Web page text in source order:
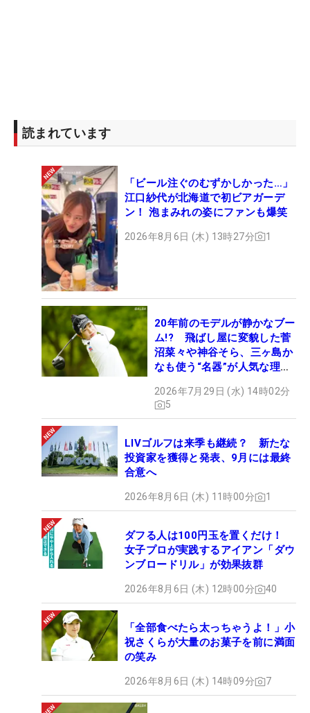
読まれています
「ビール注ぐのむずかしかった…」
江口紗代が北海道で初ビアガーデ
ン！ 泡まみれの姿にファンも爆笑
2026年8月6日 (木) 13時27分 1
20年前のモデルが静かなブー
ム!? 飛ばし屋に変貌した菅
沼菜々や神谷そら、三ヶ島か
なも使う“名器”が人気な理由
ギア”】
2026年7月29日 (水) 14時02分
5
LIVゴルフは来季も継続？ 新たな
投資家を獲得と発表、9月には最終
合意へ
2026年8月6日 (木) 11時00分 1
ダフる人は100円玉を置くだけ！
女子プロが実践するアイアン「ダウ
ンブロードリル」が効果抜群
2026年8月6日 (木) 12時00分 40
「全部食べたら太っちゃうよ！」小
祝さくらが大量のお菓子を前に満面
の笑み
2026年8月6日 (木) 14時09分 7